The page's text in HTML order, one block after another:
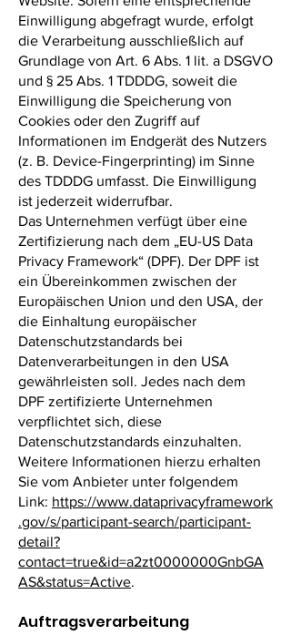
Einwilligung abgefragt wurde, erfolgt
die Verarbeitung ausschließlich auf
Grundlage von Art. 6 Abs. 1 lit. a DSGVO
und § 25 Abs. 1 TDDDG, soweit die
Einwilligung die Speicherung von
Cookies oder den Zugriff auf
Informationen im Endgerät des Nutzers
(z. B. Device-Fingerprinting) im Sinne
des TDDDG umfasst. Die Einwilligung
ist jederzeit widerrufbar.
Das Unternehmen verfügt über eine
Zertifizierung nach dem „EU-US Data
Privacy Framework“ (DPF). Der DPF ist
ein Übereinkommen zwischen der
Europäischen Union und den USA, der
die Einhaltung europäischer
Datenschutzstandards bei
Datenverarbeitungen in den USA
gewährleisten soll. Jedes nach dem
DPF zertifizierte Unternehmen
verpflichtet sich, diese
Datenschutzstandards einzuhalten.
Weitere Informationen hierzu erhalten
Sie vom Anbieter unter folgendem
Link: https://www.dataprivacyframework
.gov/s/participant-search/participant-
detail?
contact=true&id=a2zt0000000GnbGA
AS&status=Active.
Auftragsverarbeitung